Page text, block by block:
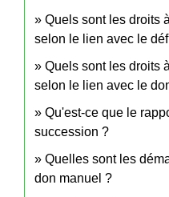
Quels sont les droits
selon le lien avec le
Quels sont les droits
selon le lien avec le
Qu'est-ce que le
succession ?
Quelles sont les
don manuel ?